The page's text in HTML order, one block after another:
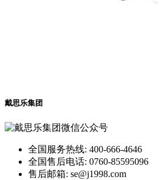
戴思乐集团
全国服务热线: 400-666-4646
全国售后电话: 0760-85595096
售后邮箱: se@j1998.com